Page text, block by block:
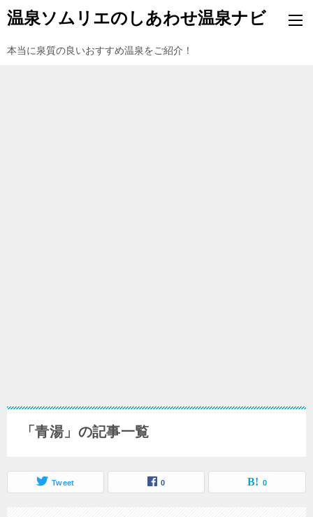
温泉ソムリエのしあわせ温泉ナビ
本当に泉質の良いおすすめ温泉をご紹介！
「青湯」の記事一覧
Tweet 0 0